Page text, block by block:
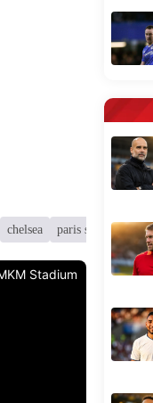
chelsea paris saint germain
Stadium